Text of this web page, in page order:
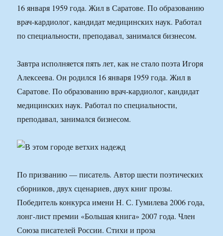
16 января 1959 года. Жил в Саратове. По образованию
врач-кардиолог, кандидат медицинских наук. Работал
по специальности, преподавал, занимался бизнесом.
Завтра исполняется пять лет, как не стало поэта Игоря
Алексеева. Он родился 16 января 1959 года. Жил в
Саратове. По образованию врач-кардиолог, кандидат
медицинских наук. Работал по специальности,
преподавал, занимался бизнесом.
По призванию — писатель. Автор шести поэтических
сборников, двух сценариев, двух книг прозы.
Победитель конкурса имени Н. С. Гумилева 2006 года,
лонг-лист премии «Большая книга» 2007 года. Член
Союза писателей России. Стихи и проза